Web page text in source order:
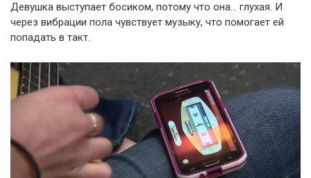
Девушка выступает босиком, потому что она… глухая. И
через вибрации пола чувствует музыку, что помогает ей
попадать в такт.